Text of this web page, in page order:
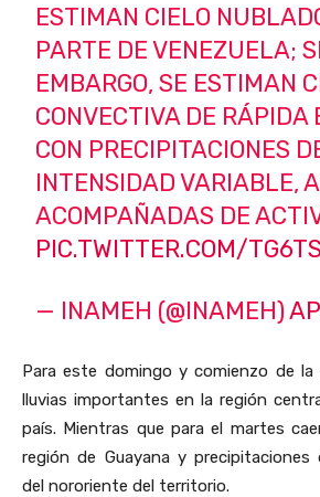
ESTIMAN CIELO
PARTE DE VENEZUELA;
EMBARGO, SE ESTIMAN
CONVECTIVA DE RÁPIDA
CON PRECIPITACIONES
INTENSIDAD VARIABLE,
ACOMPAÑADAS DE
PIC.TWITTER.COM/
— INAMEH (@INAMEH)
Para este domingo y comienzo de la
lluvias importantes en la región
país. Mientras que para el martes
región de Guayana y precipitaciones
del nororiente del territorio.